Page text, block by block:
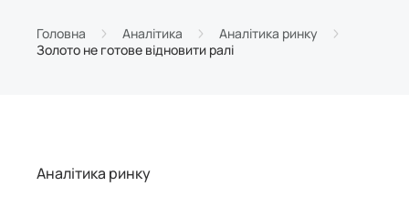
Головна Аналітика
Аналітика ринку
Золото не готове відновити ралі
Аналітика ринку